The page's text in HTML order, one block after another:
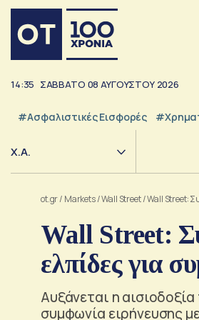
14:35 ΣΑΒΒΑΤΟ 08 ΑΥΓΟΥΣΤΟΥ 2026
#Ασφαλιστικές Εισφορές
Χ.Α.
ot.gr/ Markets/Wall Street/Wall Street:
Wall Street:
ελπίδες για
Αυξάνεται η
συμφωνία ειρήνευσης